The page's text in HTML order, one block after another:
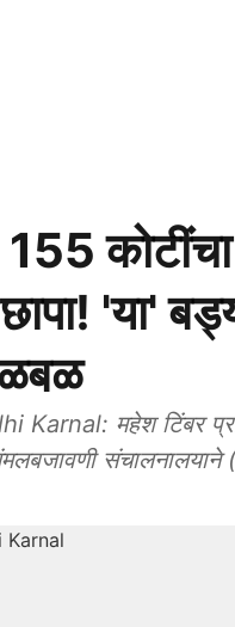
'या'
Karnal: महेश टिंबर
संचालनालयाने